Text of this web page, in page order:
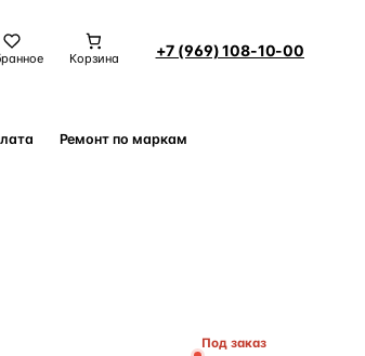
Корзина +7 (969) 108-10-00
Ремонт по маркам
Под заказ